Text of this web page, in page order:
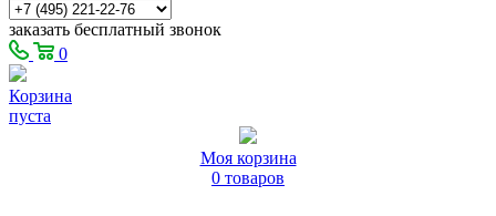
заказать бесплатный звонок
0
Корзина
пуста
Моя корзина
0 товаров